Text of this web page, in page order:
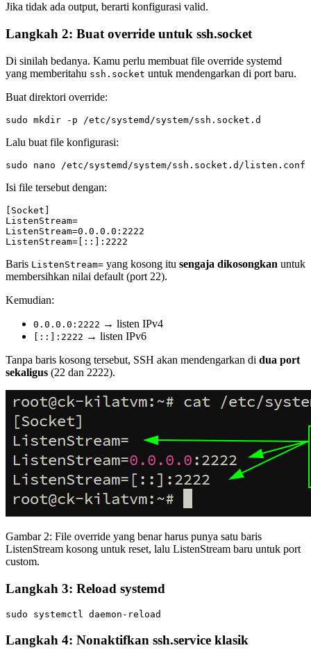
Jika tidak ada output, berarti konfigurasi valid.
Langkah 2: Buat override untuk ssh.socket
Di sinilah bedanya. Kamu perlu membuat file override systemd
yang memberitahu ssh.socket untuk mendengarkan di port baru.
Buat direktori override:
Lalu buat file konfigurasi:
Isi file tersebut dengan:
[Socket]
ListenStream=
ListenStream=0.0.0.0:2222
Baris ListenStream= yang kosong itu sengaja dikosongkan untuk
membersihkan nilai default (port 22).
Kemudian:
0.0.0.0:2222 → listen IPv4
[::]:2222 → listen IPv6
Tanpa baris kosong tersebut, SSH akan mendengarkan di dua port
sekaligus (22 dan 2222).
Gambar 2: File override yang benar harus punya satu baris
ListenStream kosong untuk reset, lalu ListenStream baru untuk port
custom.
Langkah 3: Reload systemd
Langkah 4: Nonaktifkan ssh.service klasik